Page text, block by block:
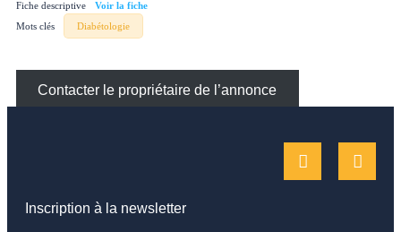
Fiche descriptive
Mots clés
Diabétologie
Contacter le propriétaire de l’annonce
Inscription à la newsletter